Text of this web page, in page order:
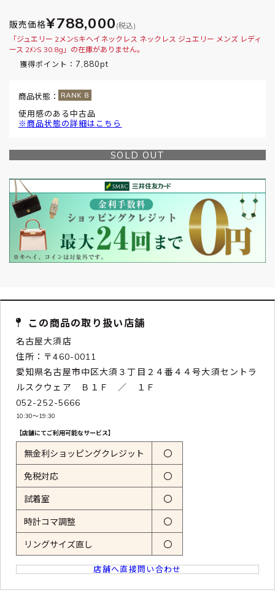
販売価格¥788,000 (税込)
「ジュエリー 2メンSキヘイネックレス ネックレス ジュエリー メンズ レディ
ース 2ﾒﾝS 30.8g」の在庫がありません。
獲得ポイント： 7,880pt
商品状態：
使用感のある中古品
※商品状態の詳細はこちら
SOLD OUT
この商品の取り扱い店舗
名古屋大須店
住所：〒460-0011
愛知県名古屋市中区大須３丁目２４番４４号大須セントラ
ルスクウェア Ｂ１Ｆ ／ １Ｆ
052-252-5666
10:30〜19:30
【店舗にてご利用可能なサービス】
無金利ショッピングクレジット 〇
免税対応 〇
試着室 〇
時計コマ調整 〇
リングサイズ直し 〇
店舗へ直接問い合わせ